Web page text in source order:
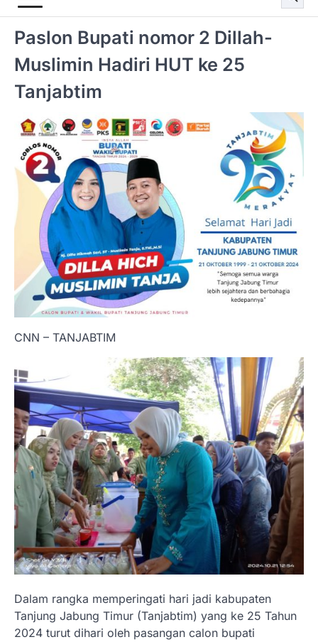
Paslon Bupati nomor 2 Dillah-
Muslimin Hadiri HUT ke 25
Tanjabtim
CNN – TANJABTIM
Dalam rangka memperingati hari jadi kabupaten
Tanjung Jabung Timur (Tanjabtim) yang ke 25 Tahun
2024 turut dihari oleh pasangan calon bupati